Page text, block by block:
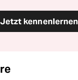
Jetzt kennenlernen